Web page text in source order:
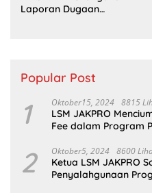
Laporan Dugaan
Popular Post
1 Oktober15, 2024 8815
LSM JAKPRO
Fee dalam Program
2 Oktober5, 2024 8600
Ketua LSM JAKPRO
Penyalahgunaan